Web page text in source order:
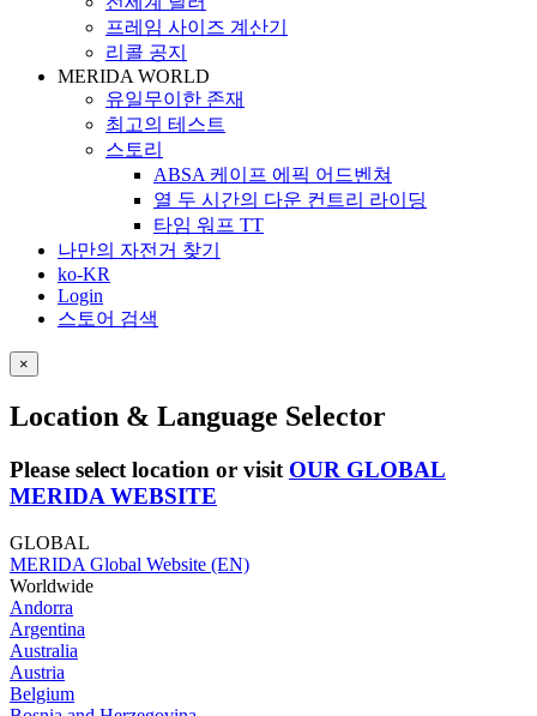
프레임 사이즈 계산기
리콜 공지
MERIDA WORLD
유일무이한 존재
최고의 테스트
스토리
ABSA 케이프 에픽 어드벤쳐
열 두 시간의 다운 컨트리 라이딩
타임 워프 TT
나만의 자전거 찾기
ko-KR
Login
스토어 검색
×
Location & Language Selector
Please select location or visit OUR GLOBAL
MERIDA WEBSITE
GLOBAL
MERIDA Global Website (EN)
Worldwide
Andorra
Argentina
Australia
Austria
Belgium